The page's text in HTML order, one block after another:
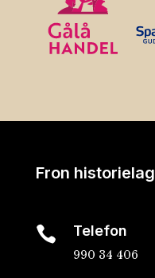
Fron historielag
 Telefon
990 34 406